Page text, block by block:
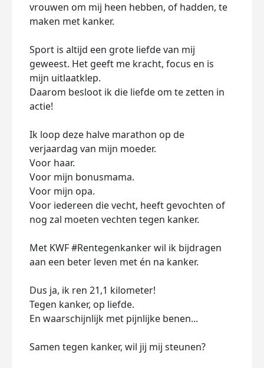
vrouwen om mij heen hebben, of hadden, te
maken met kanker.
Sport is altijd een grote liefde van mij
geweest. Het geeft me kracht, focus en is
mijn uitlaatklep.
Daarom besloot ik die liefde om te zetten in
actie!
Ik loop deze halve marathon op de
verjaardag van mijn moeder.
Voor haar.
Voor mijn bonusmama.
Voor mijn opa.
Voor iedereen die vecht, heeft gevochten of
nog zal moeten vechten tegen kanker.
Met KWF #Rentegenkanker wil ik bijdragen
aan een beter leven met én na kanker.
Dus ja, ik ren 21,1 kilometer!
Tegen kanker, op liefde.
En waarschijnlijk met pijnlijke benen...
Samen tegen kanker, wil jij mij steunen?